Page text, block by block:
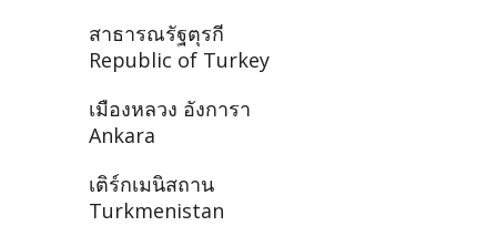
สาธารณรัฐตุรกี
Republic of Turkey
เมืองหลวง อังการา
Ankara
เติร์กเมนิสถาน
Turkmenistan